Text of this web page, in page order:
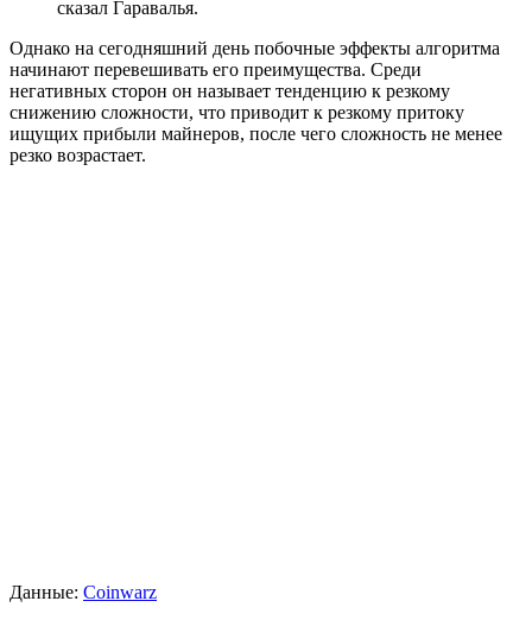
сказал Гаравалья.
Однако на сегодняшний день побочные эффекты алгоритма
начинают перевешивать его преимущества. Среди
негативных сторон он называет тенденцию к резкому
снижению сложности, что приводит к резкому притоку
ищущих прибыли майнеров, после чего сложность не менее
резко возрастает.
Данные: Coinwarz